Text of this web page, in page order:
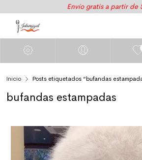
Envío gratis a partir de
Inicio Posts etiquetados “bufandas
bufandas estampadas